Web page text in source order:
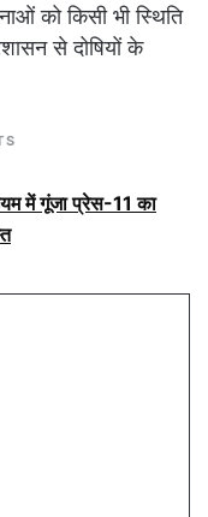
को किसी भी स्थिति
से दोषियों के
में गूंजा प्रेस-11 का